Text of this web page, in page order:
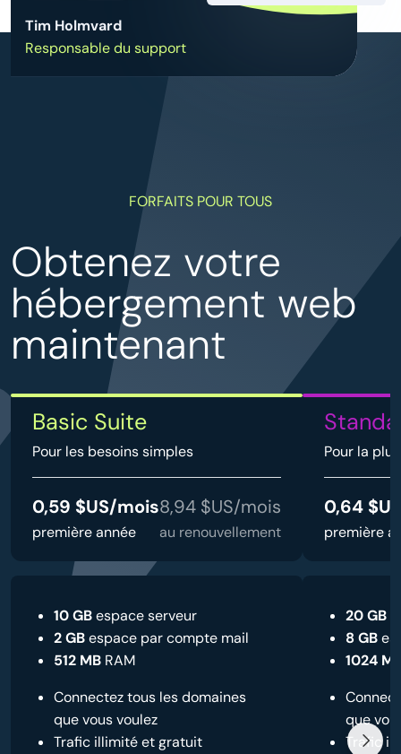
Tim Holmvard
Responsable du support
FORFAITS POUR TOUS
Obtenez votre
hébergement web
maintenant
Basic Suite
Pour les besoins simples
0,59 $US/mois
première année
8,94 $US/mois
au renouvellement
10 GBespace serveur
2 GBespace par compte mail
512 MB RAM
Connectez tous les domaines
que vous voulez
Trafic illimité et gratuit
Pour la
0,64
première
20 GB
8 GB
1024
que
Trafic